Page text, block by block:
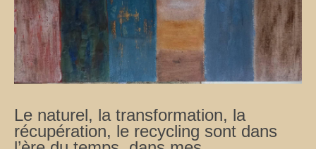
Le naturel, la transformation, la
récupération, le recycling sont dans